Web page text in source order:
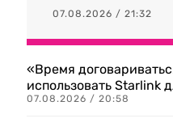
07.08.2026 / 21:32
«Время
использовать Starlink
07.08.2026 / 20:58